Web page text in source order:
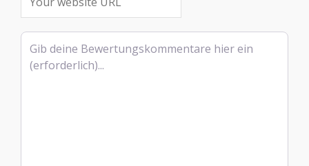
Rezensionstext